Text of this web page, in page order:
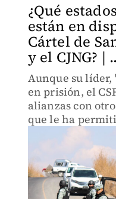
¿Qué
están en
Cártel de
y el CJNG? |
Aunque su líder,
en prisión, el
alianzas con
que le ha
expansión